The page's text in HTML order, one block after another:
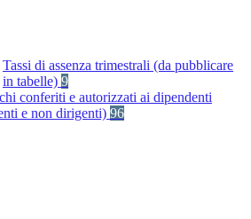
Tassi di assenza trimestrali (da pubblicare
in tabelle) 9
conferiti e autorizzati ai dipendenti
e non dirigenti) 96